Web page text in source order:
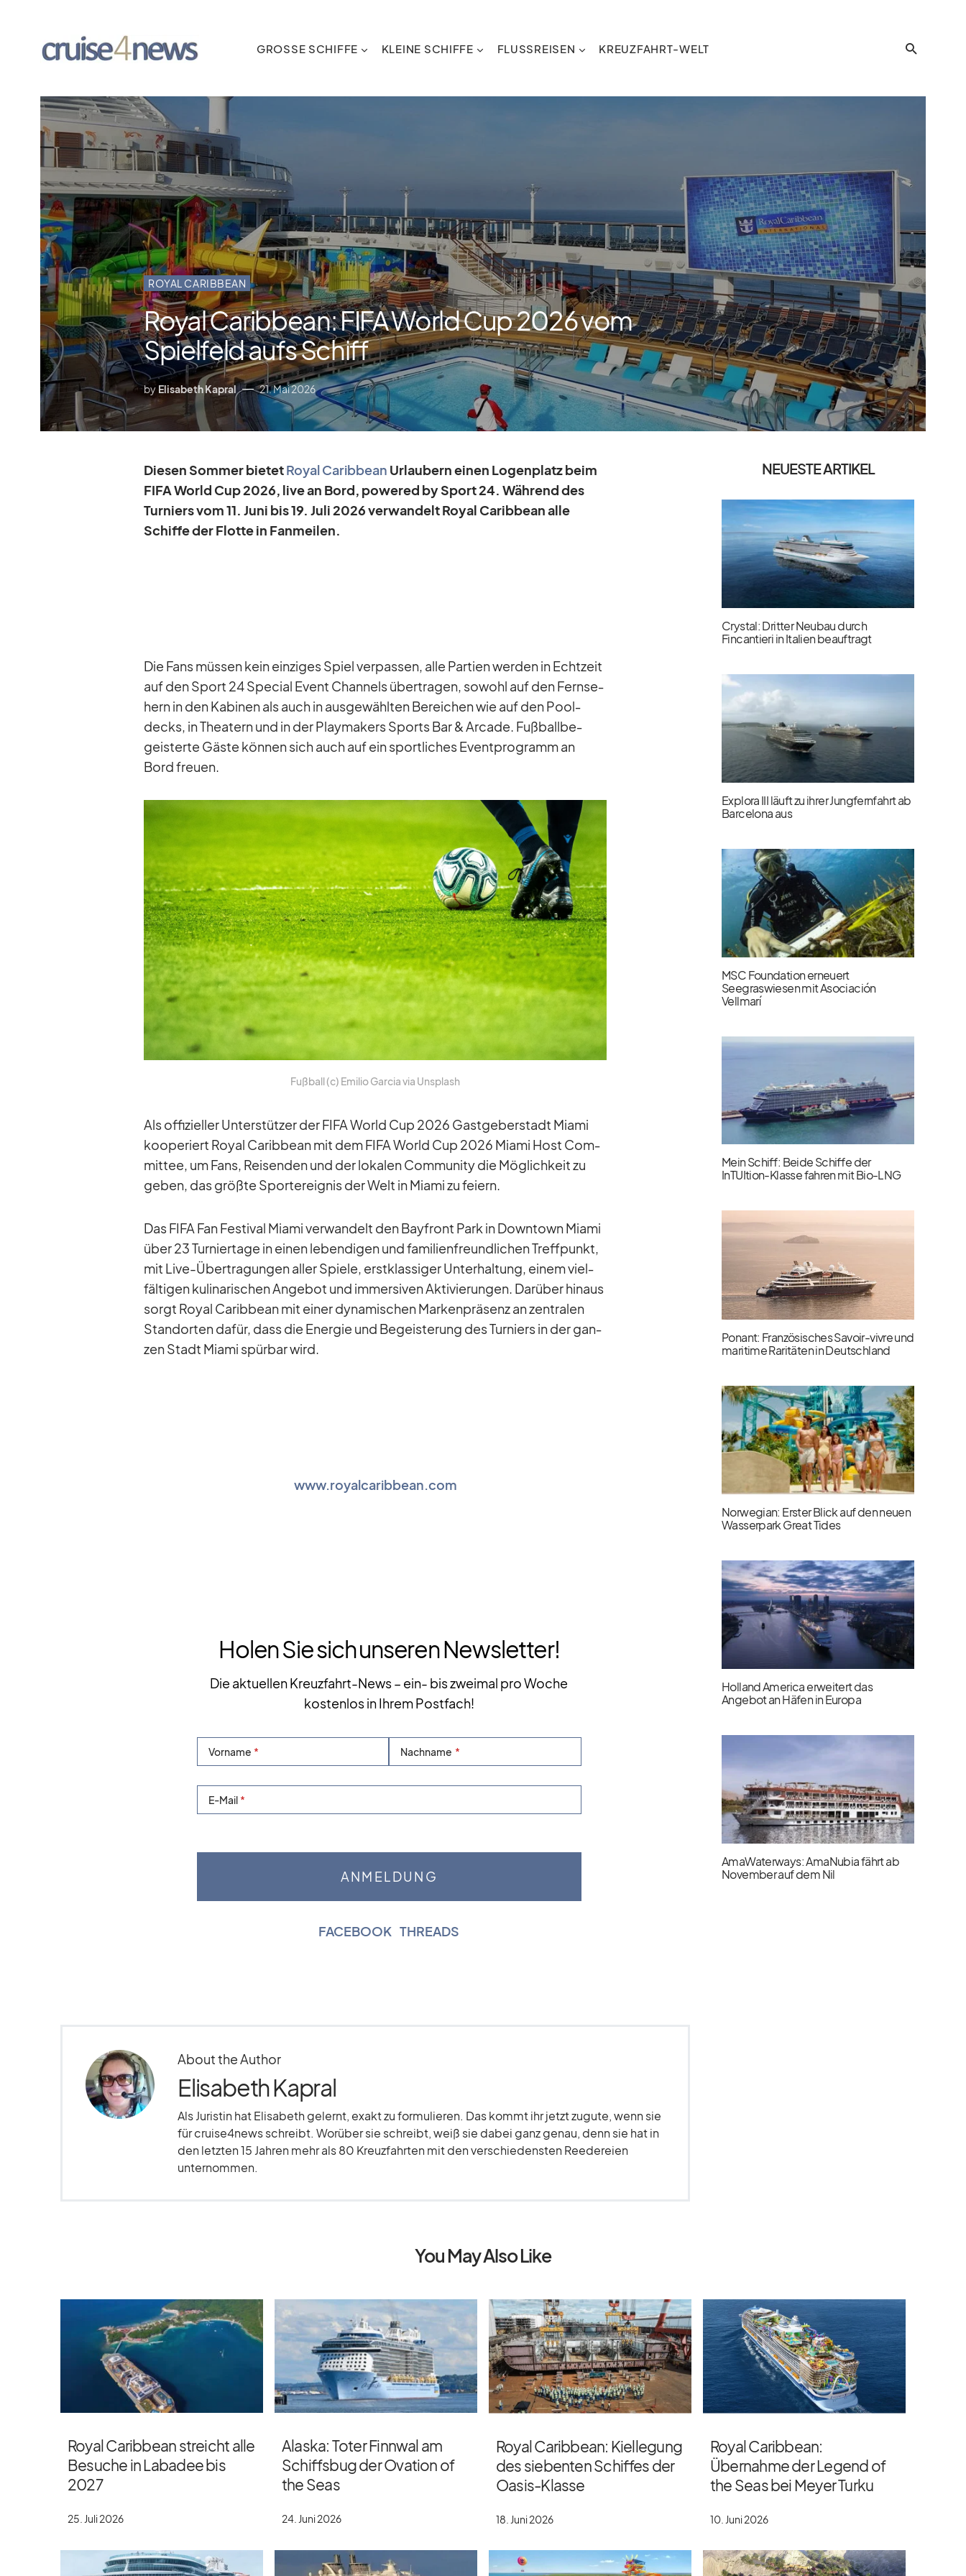
GROSSE SCHIFFE KLEINE SCHIFFE FLUSSREISEN KREUZFAHRT-WELT
ROYAL CARIBBEAN
Royal Caribbean: FIFA World Cup 2026 vom
Spielfeld aufs Schiff
by Elisabeth Kapral 21. Mai 2026
Die­sen Som­mer bie­tetRoyal Ca­rib­bean Ur­lau­bern ei­nen Lo­gen­platz beim
FIFA World Cup 2026, live an Bord, powered by Sport 24. Wäh­rend des
Tur­niers vom 11. Juni bis 19. Juli 2026 ver­wan­delt Royal Ca­rib­bean alle
Schiffe der Flotte in Fan­mei­len.
Die Fans müs­sen kein ein­zi­ges Spiel ver­pas­sen, alle Par­tien wer­den in Echt­zeit
auf den Sport 24 Spe­cial Event Chan­nels über­tra­gen, so­wohl auf den Fern­se­
hern in den Ka­bi­nen als auch in aus­ge­wähl­ten Be­rei­chen wie auf den Pool­
decks, in Thea­tern und in der Play­makers Sports Bar & Ar­cade. Fuß­ball­be­
geis­terte Gäste kön­nen sich auch auf ein sport­li­ches Event­pro­gramm an
Bord freuen.
Fuß­ball (c) Emi­lio Gar­cia via Un­s­plash
Als of­fi­zi­el­ler Un­ter­stüt­zer der FIFA World Cup 2026 Gast­ge­ber­stadt Mi­ami
ko­ope­riert Royal Ca­rib­bean mit dem FIFA World Cup 2026 Mi­ami Host Com­
mit­tee, um Fans, Rei­sen­den und der lo­ka­len Com­mu­nity die Mög­lich­keit zu
ge­ben, das größte Sport­er­eig­nis der Welt in Mi­ami zu fei­ern.
Das FIFA Fan Fes­ti­val Mi­ami ver­wan­delt den Bay­front Park in Down­town Mi­ami
über 23 Tur­nier­tage in ei­nen le­ben­di­gen und fa­mi­li­en­freund­li­chen Treff­punkt,
mit Live-Über­tra­gun­gen al­ler Spiele, erst­klas­si­ger Un­ter­hal­tung, ei­nem viel­
fäl­ti­gen ku­li­na­ri­schen An­ge­bot und im­mersi­ven Ak­ti­vie­run­gen. Dar­über hin­aus
sorgt Royal Ca­rib­bean mit ei­ner dy­na­mi­schen Mar­ken­prä­senz an zen­tra­len
Stand­or­ten da­für, dass die En­er­gie und Be­geis­te­rung des Tur­niers in der gan­
zen Stadt Mi­ami spür­bar wird.
www.royalcaribbean.com
Holen Sie sich unseren Newsletter!
Die aktuellen Kreuzfahrt-News – ein- bis zweimal pro Woche
kostenlos in Ihrem Postfach!
Vorname Nachname
E-Mail
FACEBOOK |THREADS
About the Author
Elisabeth Kapral
Als Juristin hat Elisabeth gelernt, exakt zu formulieren. Das kommt ihr jetzt zugute, wenn sie
für cruise4news schreibt. Worüber sie schreibt, weiß sie dabei ganz genau, denn sie hat in
den letzten 15 Jahren mehr als 80 Kreuzfahrten mit den verschiedensten Reedereien
unternommen.
NEUESTE ARTIKEL
Crystal: Dritter Neubau durch
Fincantieri in Italien beauftragt
Explora III läuft zu ihrer Jungfernfahrt ab
Barcelona aus
MSC Foundation erneuert
Seegraswiesen mit Asociación
Vellmarí
Mein Schiff: Beide Schiffe der
InTUItion-Klasse fahren mit Bio-LNG
Ponant: Französisches Savoir-vivre und
maritime Raritäten in Deutschland
Norwegian: Erster Blick auf den neuen
Wasserpark Great Tides
Holland America erweitert das
Angebot an Häfen in Europa
AmaWaterways: AmaNubia fährt ab
November auf dem Nil
You May Also Like
Royal Caribbean streicht alle
Besuche in Labadee bis
2027
25. Juli 2026
Alaska: Toter Finnwal am
Schiffsbug der Ovation of
the Seas
24. Juni 2026
Royal Caribbean: Kiellegung
des siebenten Schiffes der
Oasis-Klasse
18. Juni 2026
Royal Caribbean:
Übernahme der Legend of
the Seas bei Meyer Turku
10. Juni 2026